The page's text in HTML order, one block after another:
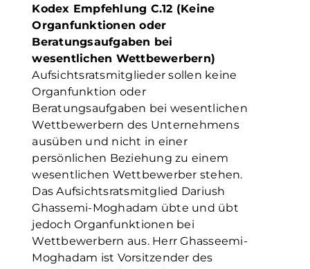
Kodex Empfehlung C.12 (Keine
Organfunktionen oder
Beratungsaufgaben bei
wesentlichen Wettbewerbern)
Aufsichtsratsmitglieder sollen keine
Organfunktion oder
Beratungsaufgaben bei wesentlichen
Wettbewerbern des Unternehmens
ausüben und nicht in einer
persönlichen Beziehung zu einem
wesentlichen Wettbewerber stehen.
Das Aufsichtsratsmitglied Dariush
Ghassemi-Moghadam übte und übt
jedoch Organfunktionen bei
Wettbewerbern aus. Herr Ghasseemi-
Moghadam ist Vorsitzender des